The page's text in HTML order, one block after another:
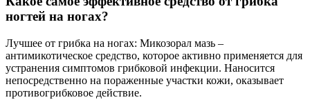
ногтей на ногах?
Лучшее от грибка на ногах: Микозорал мазь –
антимикотическое средство, которое активно применяется для
устранения симптомов грибковой инфекции. Наносится
непосредственно на пораженные участки кожи, оказывает
противогрибковое действие.